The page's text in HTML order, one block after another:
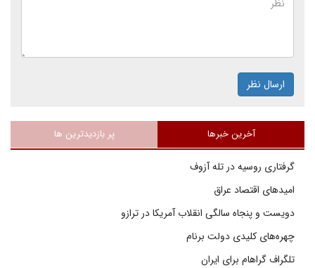
ارسال نظر
آخرین خبرها پر بازدیدترین ها
گرفتاری روسیه در تله آزوف
امیدهای اقتصاد عراق
دویست و پنجاه سالگی انقلاب آمریکا در ترازو
چهره‌های کلیدی دولت برنام
تلگراف گراهام برای ایران